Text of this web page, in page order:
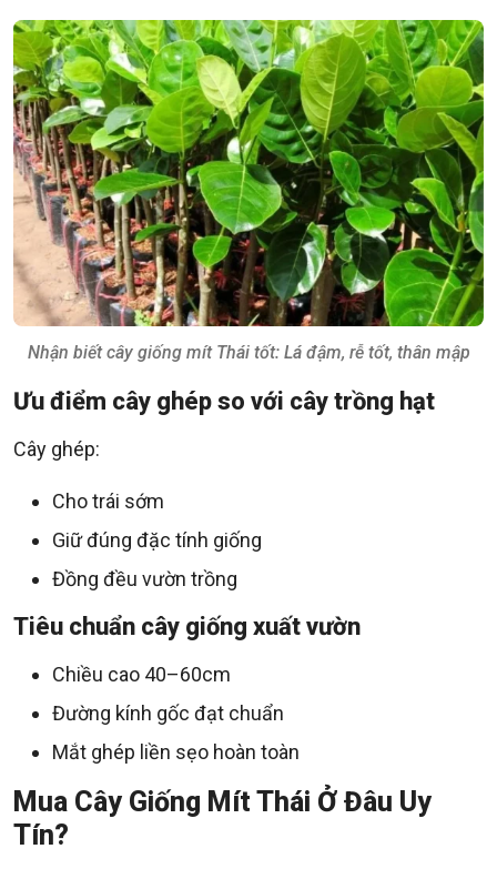
Nhận biết cây giống mít Thái tốt: Lá đậm, rễ tốt, thân mập
Ưu điểm cây ghép so với cây trồng hạt
Cây ghép:
Cho trái sớm
Giữ đúng đặc tính giống
Đồng đều vườn trồng
Tiêu chuẩn cây giống xuất vườn
Chiều cao 40–60cm
Đường kính gốc đạt chuẩn
Mắt ghép liền sẹo hoàn toàn
Mua Cây Giống Mít Thái Ở Đâu Uy
Tín?